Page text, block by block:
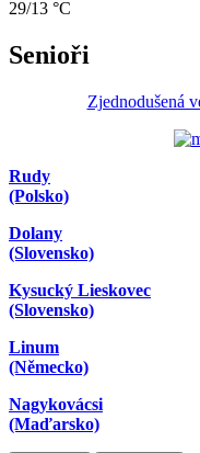
29/13 °C
Senioři
Zjednodušená
Rudy
(Polsko)
Dolany
(Slovensko)
Kysucký Lieskovec
(Slovensko)
Linum
(Německo)
Nagykovácsi
(Maďarsko)